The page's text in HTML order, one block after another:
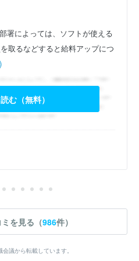
署によっては、ソフトが使える
取るなどすると給料アップにつ
む（無料）
を見る（986件）
議から転載しています。